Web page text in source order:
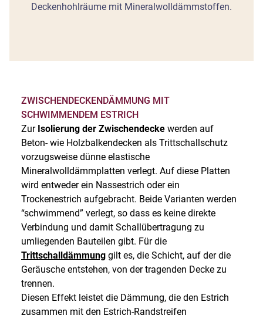
Deckenhohlräume mit Mineralwolldämmstoffen.
ZWISCHENDECKENDÄMMUNG MIT
SCHWIMMENDEM ESTRICH
Zur Isolierung der Zwischendecke werden auf
Beton- wie Holzbalkendecken als Trittschallschutz
vorzugsweise dünne elastische
Mineralwolldämmplatten verlegt. Auf diese Platten
wird entweder ein Nassestrich oder ein
Trockenestrich aufgebracht. Beide Varianten werden
“schwimmend” verlegt, so dass es keine direkte
Verbindung und damit Schallübertragung zu
umliegenden Bauteilen gibt. Für die
Trittschalldämmung gilt es, die Schicht, auf der die
Geräusche entstehen, von der tragenden Decke zu
trennen.
Diesen Effekt leistet die Dämmung, die den Estrich
zusammen mit den Estrich-Randstreifen